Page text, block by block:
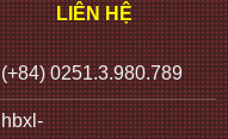
LIÊN HỆ
(+84) 0251.3.980.789
hbxl-